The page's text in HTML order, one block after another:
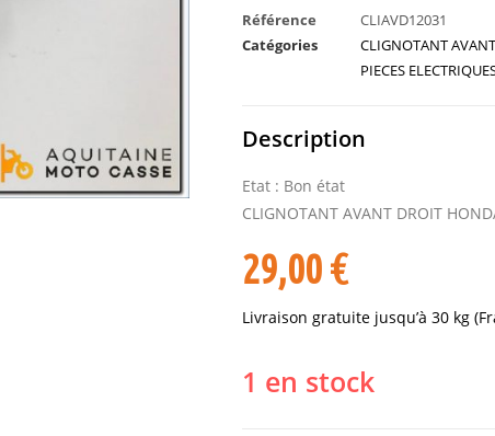
Référence
CLIAVD12031
Catégories
CLIGNOTANT
PIECES
Description
Etat : Bon état
CLIGNOTANT AVANT DROIT
29,00€
Livraison gratuite jusqu’à 30 kg
1 en stock